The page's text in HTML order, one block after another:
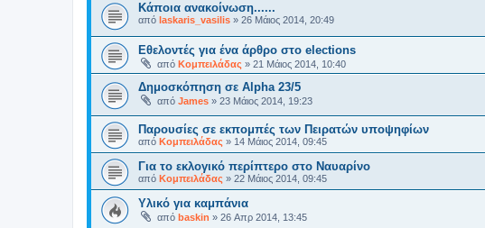
Κάποια ανακοίνωση......
από laskaris_vasilis » 26 Μάιος 2014, 20:49
Εθελοντές για ένα άρθρο στο elections
από Κομπειλάδας » 21 Μάιος 2014, 10:40
Δημοσκόπηση σε Alpha 23/5
από James » 23 Μάιος 2014, 19:23
Παρουσίες σε εκπομπές των Πειρατών υποψηφίων
από Κομπειλάδας » 14 Μάιος 2014, 09:45
Για το εκλογικό περίπτερο στο Ναυαρίνο
από Κομπειλάδας » 22 Μάιος 2014, 09:45
Υλικό για καμπάνια
από baskin » 26 Απρ 2014, 13:45